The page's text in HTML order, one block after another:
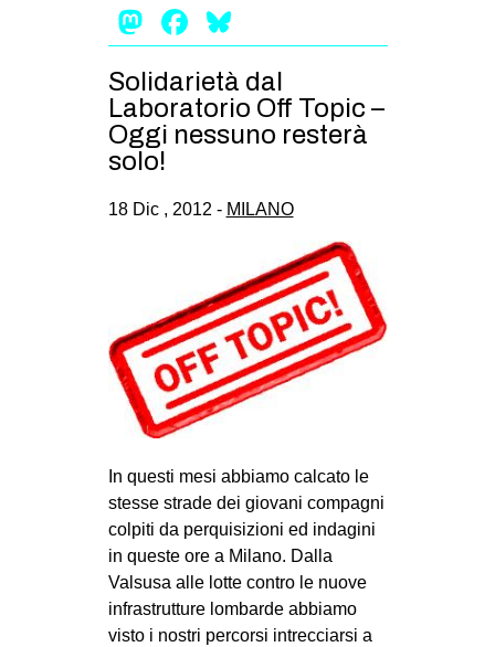
Mastodon
Facebook
Solidarietà dal
Laboratorio Off Topic –
Oggi nessuno resterà
solo!
18 Dic , 2012 - MILANO
In questi mesi abbiamo calcato le
stesse strade dei giovani compagni
colpiti da perquisizioni ed indagini
in queste ore a Milano. Dalla
Valsusa alle lotte contro le nuove
infrastrutture lombarde abbiamo
visto i nostri percorsi intrecciarsi a